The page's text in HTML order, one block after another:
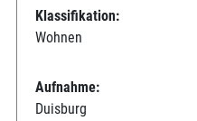
Klassifikation:
Wohnen
Aufnahme:
Duisburg